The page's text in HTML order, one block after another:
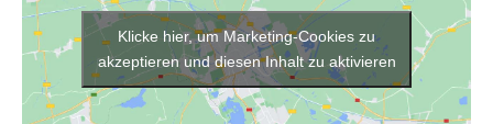
Klicke hier, um Marketing-Cookies zu
akzeptieren und diesen Inhalt zu aktivieren